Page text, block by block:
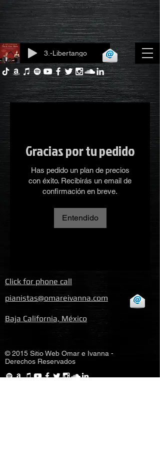
Iniciar sesión
3.-Libertango
Gracias por tu pedido
Has pedido un plan de precios
con éxito. Recibirás un email de
confirmación en breve.
Entendido
pianistas@omareivanna.com
Click for phone call
Baja California, México
© 2015 Sitio Web Omar e Ivanna -
Derechos Reservados